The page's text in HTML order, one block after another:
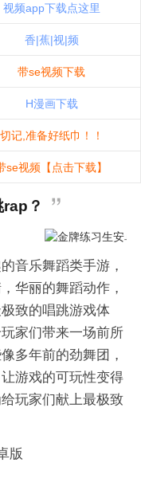
视频app下载点这里
香|蕉|视|频
带se视频下载
H漫画下载
切记,准备好纸巾！！
se视频【点击下载】
？
音乐舞蹈类手游，
华丽的舞蹈动作，
致的唱跳游戏体
家们带来一场前所
多年前的劲舞团，
游戏的可玩性变得
玩家们献上最极致